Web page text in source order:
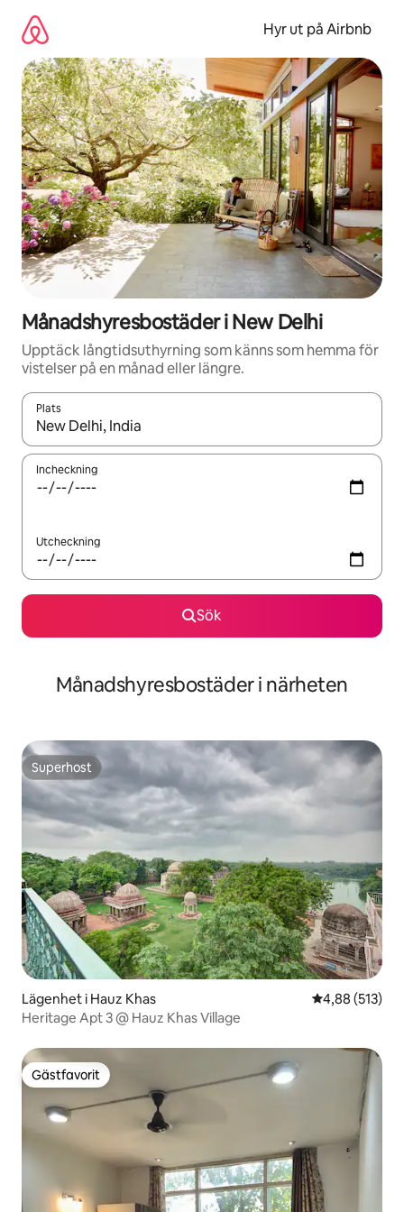
innehåll
Hyr ut på Airbnb
Månadshyresbostäder i New Delhi
Upptäck långtidsuthyrning som känns som hemma för
vistelser på en månad eller längre.
Plats
När resultaten är tillgängliga kan du navigera med upp- och
Incheckning
Utcheckning
Sök
Månadshyresbostäder i närheten
Superhost
Superhost
Lägenhet i Hauz Khas 4,88 av 5 i
4,88 (513)
Heritage Apt 3 @ Hauz Khas Village
Gästfavorit
Gästfavorit